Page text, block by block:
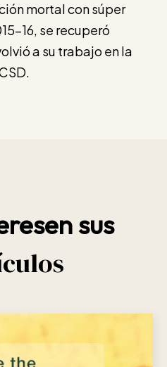
mortal con súper
16, se recuperó
a su trabajo en la
sus